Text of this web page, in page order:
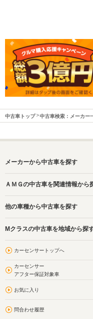
中古車トップ 中古車検索：メーカー
メーカーから中古車を探す
ＡＭＧの中古車を関連情報から
他の車種から中古車を探す
Mクラスの中古車を地域から探
カーセンサートップへ
カーセンサー
アフター保証対象車
お気に入り
問合わせ履歴